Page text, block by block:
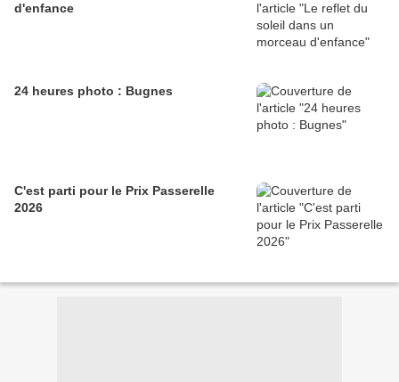
d'enfance
24 heures photo : Bugnes
C'est parti pour le Prix Passerelle
2026